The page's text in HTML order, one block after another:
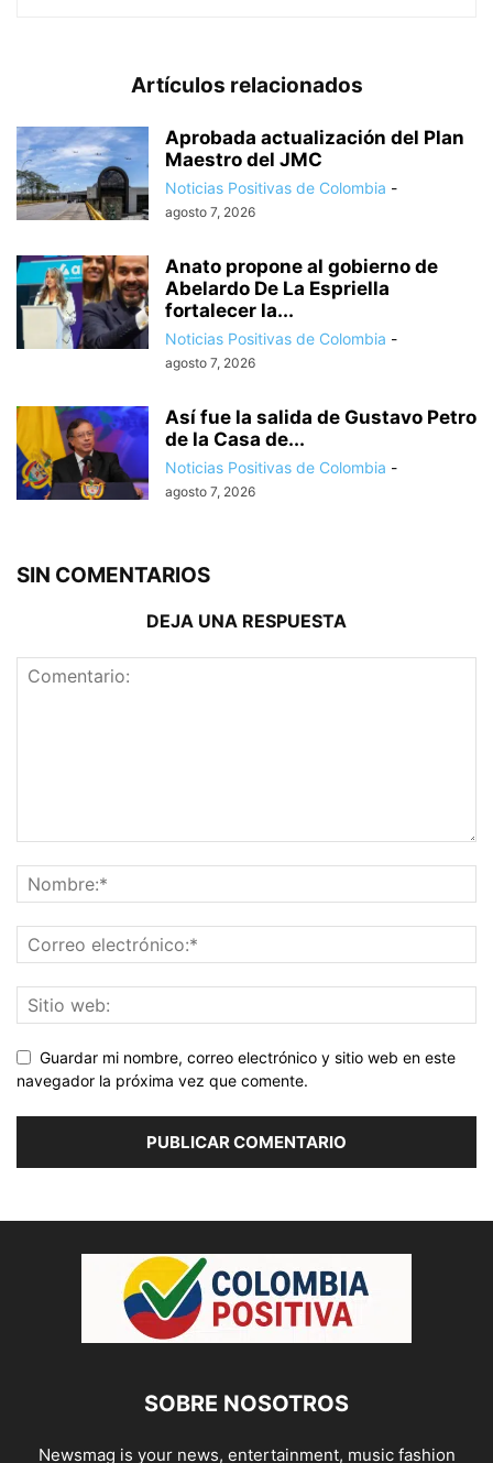
Artículos relacionados
Aprobada actualización del Plan
Maestro del JMC
Noticias Positivas de Colombia -
agosto 7, 2026
Anato propone al gobierno de
Abelardo De La Espriella
fortalecer la...
Noticias Positivas de Colombia -
agosto 7, 2026
Así fue la salida de Gustavo Petro
de la Casa de...
Noticias Positivas de Colombia -
agosto 7, 2026
SIN COMENTARIOS
DEJA UNA RESPUESTA
Guardar mi nombre, correo electrónico y sitio web en este
navegador la próxima vez que comente.
SOBRE NOSOTROS
Newsmag is your news, entertainment, music fashion